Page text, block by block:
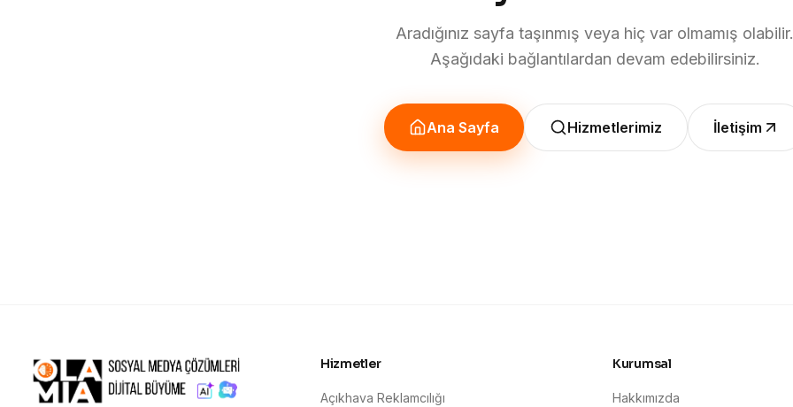
Aradığınız sayfa taşınmış veya hiç var olmamış olabilir.
Aşağıdaki bağlantılardan devam edebilirsiniz.
Ana Sayfa Hizmetlerimiz İletişim
Hizmetler
Açıkhava Reklamcılığı
Kurumsal
Hakkımızda